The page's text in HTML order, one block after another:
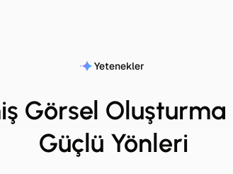
Yetenekler
Görsel
Güçlü Yönleri